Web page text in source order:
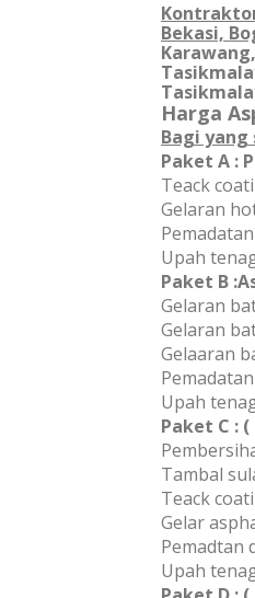
Bekasi,
Harga
Bagi
Paket A :
Teack
Gelaran
Upah
Paket B
Gelaran
Gelaran
Gelaaran
Upah
Paket C :
Tambal
Teack
Gelar
Pemadtan
Upah